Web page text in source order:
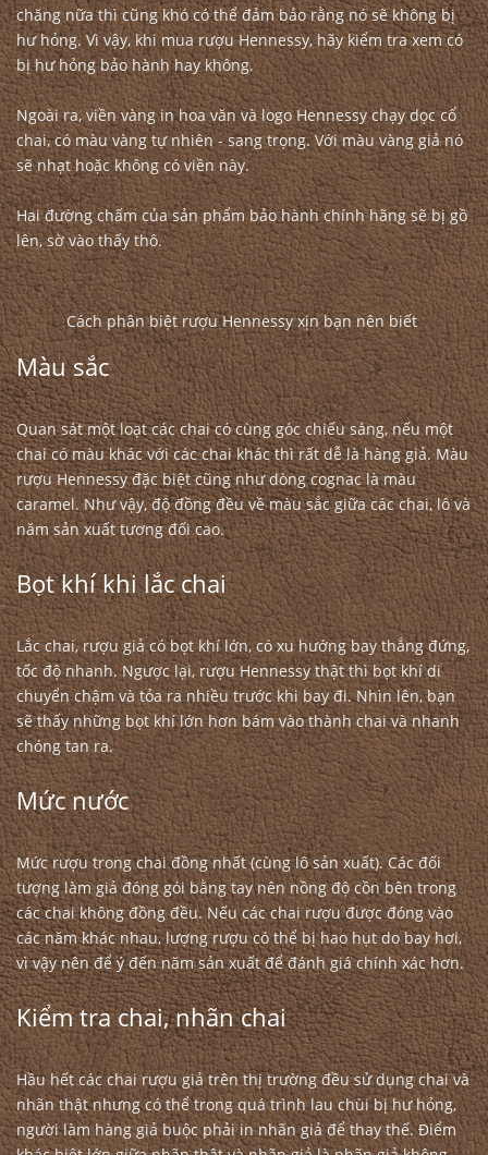
chăng nữa thì cũng khó có thể đảm bảo rằng nó sẽ không bị
hư hỏng. Vì vậy, khi mua rượu Hennessy, hãy kiểm tra xem có
bị hư hỏng bảo hành hay không.
Ngoài ra, viền vàng in hoa văn và logo Hennessy chạy dọc cổ
chai, có màu vàng tự nhiên - sang trọng. Với màu vàng giả nó
sẽ nhạt hoặc không có viền này.
Hai đường chấm của sản phẩm bảo hành chính hãng sẽ bị gồ
lên, sờ vào thấy thô.
Cách phân biệt rượu Hennessy xịn bạn nên biết
Màu sắc
Quan sát một loạt các chai có cùng góc chiếu sáng, nếu một
chai có màu khác với các chai khác thì rất dễ là hàng giả. Màu
rượu Hennessy đặc biệt cũng như dòng cognac là màu
caramel. Như vậy, độ đồng đều về màu sắc giữa các chai, lô và
năm sản xuất tương đối cao.
Bọt khí khi lắc chai
Lắc chai, rượu giả có bọt khí lớn, có xu hướng bay thẳng đứng,
tốc độ nhanh. Ngược lại, rượu Hennessy thật thì bọt khí di
chuyển chậm và tỏa ra nhiều trước khi bay đi. Nhìn lên, bạn
sẽ thấy những bọt khí lớn hơn bám vào thành chai và nhanh
chóng tan ra.
Mức nước
Mức rượu trong chai đồng nhất (cùng lô sản xuất). Các đối
tượng làm giả đóng gói bằng tay nên nồng độ cồn bên trong
các chai không đồng đều. Nếu các chai rượu được đóng vào
các năm khác nhau, lượng rượu có thể bị hao hụt do bay hơi,
vì vậy nên để ý đến năm sản xuất để đánh giá chính xác hơn.
Kiểm tra chai, nhãn chai
Hầu hết các chai rượu giả trên thị trường đều sử dụng chai và
nhãn thật nhưng có thể trong quá trình lau chùi bị hư hỏng,
người làm hàng giả buộc phải in nhãn giả để thay thế. Điểm